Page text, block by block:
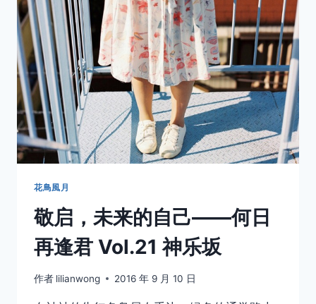
遇
——
何
日
再
逢
君
VOL.22
神
乐
坂
花鳥風月
敬启，未来的自己——何日
再逢君 Vol.21 神乐坂
作者 lilianwong 2016 年 9 月 10 日